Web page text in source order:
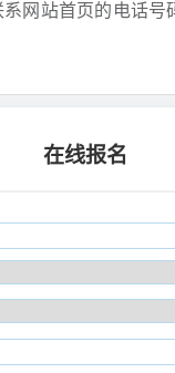
网站首页的电话号
在线报名